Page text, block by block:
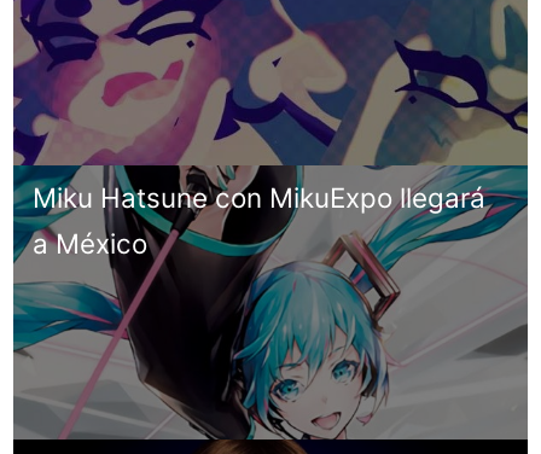
Miku Hatsune con MikuExpo llegará
a México